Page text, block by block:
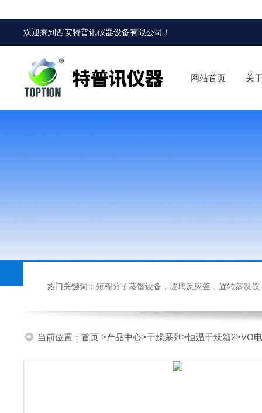
欢迎来到西安特普讯仪器设备有限公司 ！
网站首页 关
热门关键词： 短程分子蒸馏设备，玻璃反应釜，旋转蒸发
当前位置： 首页 >产品中心>干燥系列 >恒温干燥箱2>VO